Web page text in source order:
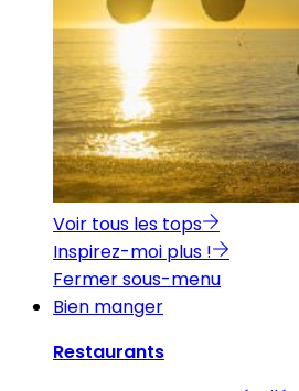
Voir tous les tops
Inspirez-moi plus !
Fermer sous-menu
Bien manger
Restaurants